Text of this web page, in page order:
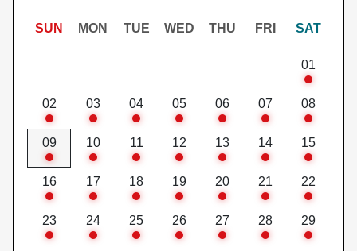
SUN MON TUE WED THU FRI SAT
01
02 03 04 05 06 07 08
09 10 11 12 13 14 15
16 17 18 19 20 21 22
23 24 25 26 27 28 29